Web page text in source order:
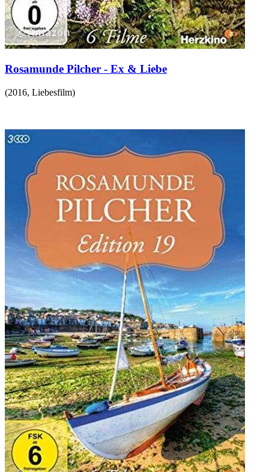
Rosamunde Pilcher - Ex & Liebe
(2016, Liebesfilm)